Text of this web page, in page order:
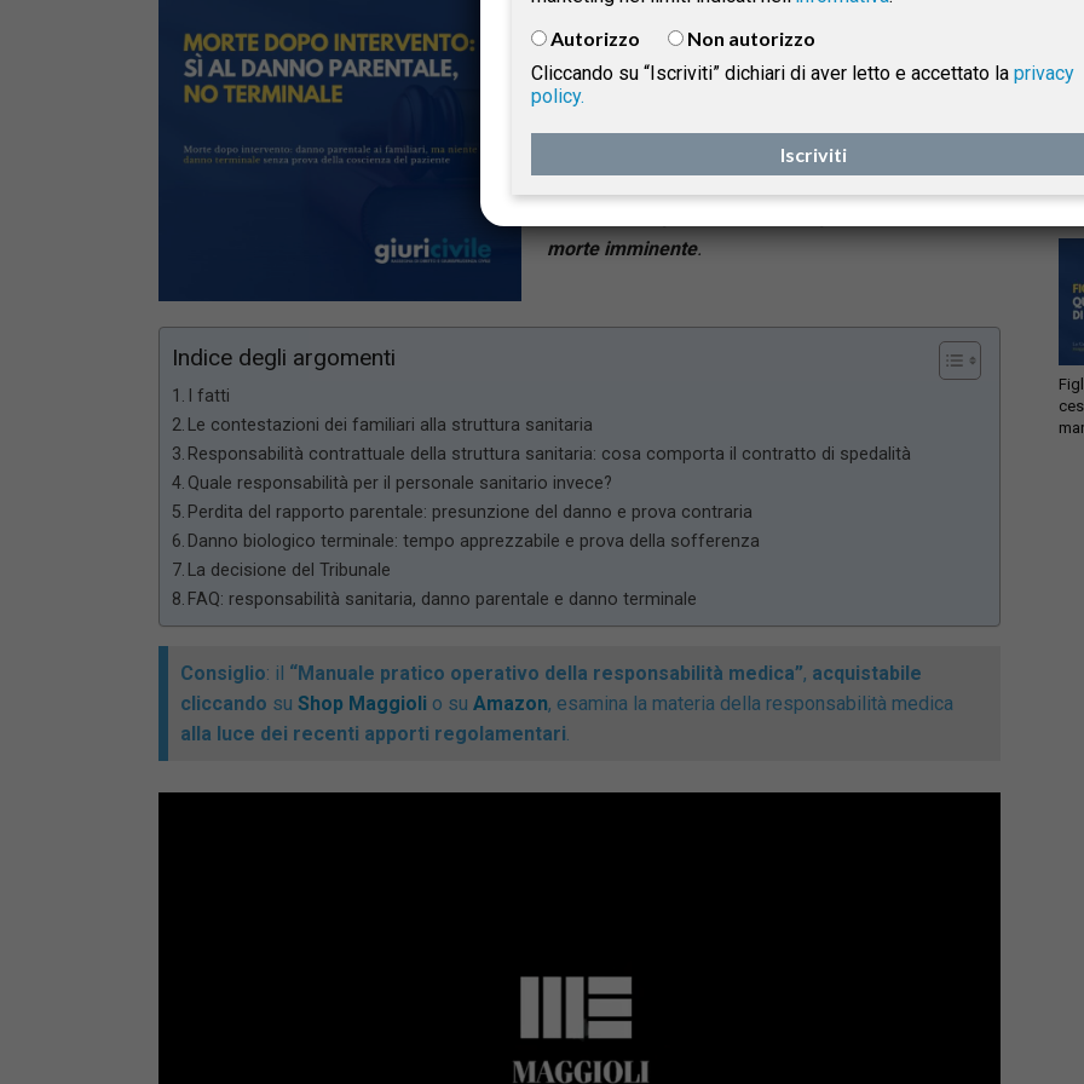
dopo un intervento chirurgico. I familiari chiedevano
il risarcimento del danno parentale e del danno
ritenendo provata la responsabilità della struttura
sanitaria, ma ha escluso il danno terminaleper
morte imminente.
Indice degli argomenti
I fatti
Le contestazioni dei familiari alla struttura sanitaria
Responsabilità contrattuale della struttura sanitaria: cosa comporta il contratto di spedalità
Quale responsabilità per il personale sanitario invece?
Perdita del rapporto parentale: presunzione del danno e prova contraria
Danno biologico terminale: tempo apprezzabile e prova della sofferenza
La decisione del Tribunale
FAQ: responsabilità sanitaria, danno parentale e danno terminale
Consiglio: il “Manuale pratico operativo della responsabilità medica”, acquistabile
cliccando su Shop Maggioli o su Amazon, esamina la materia della responsabilità medica
alla luce dei recenti apporti regolamentari.
Autorizzo
Non autorizzo
Cliccando su “Iscriviti” dichiari di aver letto e accettato la privacy
policy.
Iscriviti